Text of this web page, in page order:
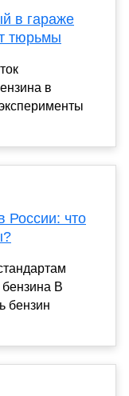
в гараже
тюрьмы
в
России: что
В
бензин